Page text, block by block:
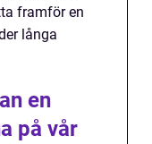
framför en
långa
en
på vår